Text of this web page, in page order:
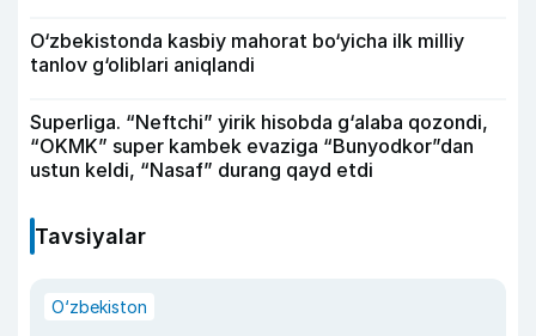
O‘zbekistonda kasbiy mahorat bo‘yicha ilk milliy
tanlov g‘oliblari aniqlandi
Superliga. “Neftchi” yirik hisobda g‘alaba qozondi,
“OKMK” super kambek evaziga “Bunyodkor”dan
ustun keldi, “Nasaf” durang qayd etdi
Tavsiyalar
O‘zbekiston